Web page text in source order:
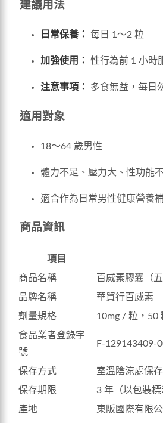
建議用法
日常保養： 每日 1～2 粒
加強使用： 性行為前 1 小時
注意事項： 多食無益，每日
適用對象
18～64 歲男性
體力不足、壓力大、性功能
適合作為日常男性健康營養
商品資訊
項目
商品名稱
百威素膠囊（
品牌名稱
華貿行百威素
劑量規格
10mg / 粒，50
食品業者登錄字
號
F-129143409-
保存方式
室溫陰涼處保
保存期限
3 年（以包裝標
產地
東阪國際有限